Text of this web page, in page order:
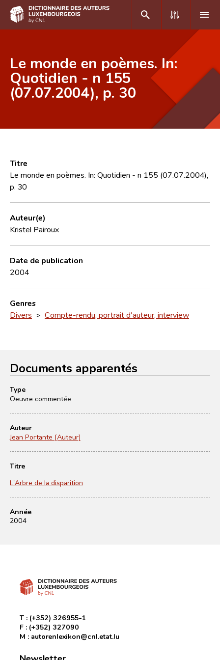
DE FR
Accueil
Recherche avancée
CNL
Équipe scientifique
Le monde en poèmes. In:
Quotidien - n 155
(07.07.2004), p. 30
Titre
Le monde en poèmes. In: Quotidien - n 155 (07.07.2004),
p. 30
Auteur(e)
Kristel Pairoux
Date de publication
2004
Genres
Divers > Compte-rendu, portrait d'auteur, interview
Documents apparentés
Type
Oeuvre commentée
Auteur
Jean Portante [Auteur]
Titre
L'Arbre de la disparition
Année
2004
T : (+352) 326955-1
F : (+352) 327090
M : autorenlexikon@cnl.etat.lu